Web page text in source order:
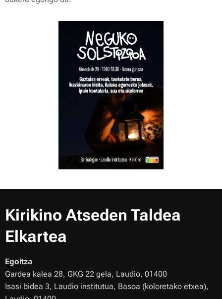
Kirikino Atseden Taldea
Elkartea
Egoitza
Gardea kalea 28, GKG 22 gela, Laudio, 01400
Isasi bidea 3, Laudio institutua, Basoa (koloretako etxea),